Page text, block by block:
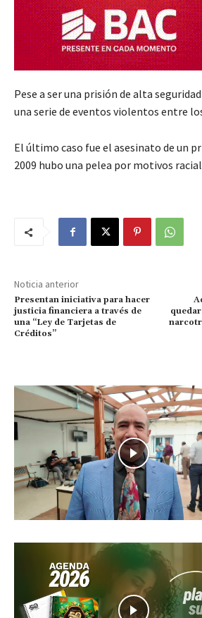
Pese a ser una prisión de alta
una serie de eventos violentos entre
El último caso fue el asesinato de un
2009 hubo una pelea por motivos
Noticia anterior
Presentan iniciativa para hacer
justicia financiera a través de
una “Ley de Tarjetas de
Créditos”